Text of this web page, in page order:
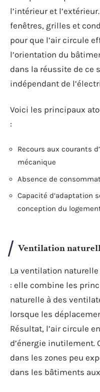
l’intérieur et
fenêtres, grilles et
pour que l’air circule
l’orientation du
dans la réussite de ce
indépendant de
Voici les principaux
:
Recours aux courants
mécanique
Absence de
Capacité d’adaptation
conception du
Ventilation
La ventilation
: elle combine les
naturelle à des
lorsque les
Résultat, l’air circule
d’énergie inutilement.
dans les zones peu
dans les bâtiments